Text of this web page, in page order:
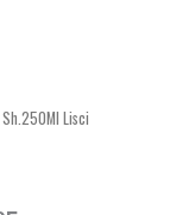
Lisci